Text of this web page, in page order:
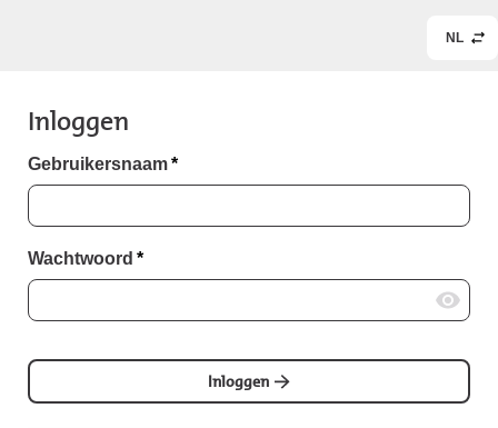
NL
Inloggen
Gebruikersnaam*
Wachtwoord *
Inloggen